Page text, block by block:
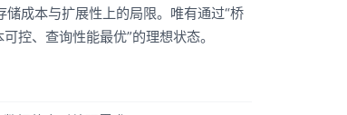
成本与扩展性上的局限。唯有通过“桥
控、查询性能最优”的理想状态。